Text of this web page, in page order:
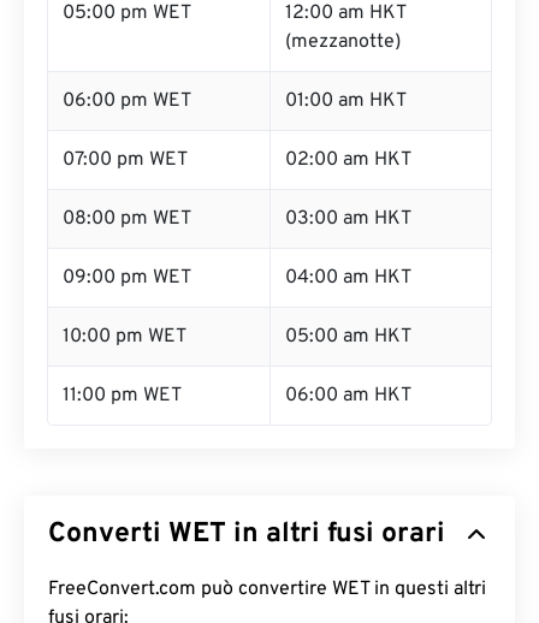
05:00 pm WET
12:00 am HKT
(mezzanotte)
06:00 pm WET 01:00 am HKT
07:00 pm WET 02:00 am HKT
08:00 pm WET 03:00 am HKT
09:00 pm WET 04:00 am HKT
10:00 pm WET 05:00 am HKT
11:00 pm WET 06:00 am HKT
Converti WET in altri fusi orari
FreeConvert.com può convertire WET in questi altri
fusi orari: